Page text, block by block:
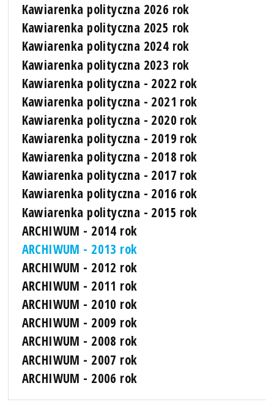
Kawiarenka polityczna 2026 rok
Kawiarenka polityczna 2025 rok
Kawiarenka polityczna 2024 rok
Kawiarenka polityczna 2023 rok
Kawiarenka polityczna - 2022 rok
Kawiarenka polityczna - 2021 rok
Kawiarenka polityczna - 2020 rok
Kawiarenka polityczna - 2019 rok
Kawiarenka polityczna - 2018 rok
Kawiarenka polityczna - 2017 rok
Kawiarenka polityczna - 2016 rok
Kawiarenka polityczna - 2015 rok
ARCHIWUM - 2014 rok
ARCHIWUM - 2013 rok
ARCHIWUM - 2012 rok
ARCHIWUM - 2011 rok
ARCHIWUM - 2010 rok
ARCHIWUM - 2009 rok
ARCHIWUM - 2008 rok
ARCHIWUM - 2007 rok
ARCHIWUM - 2006 rok